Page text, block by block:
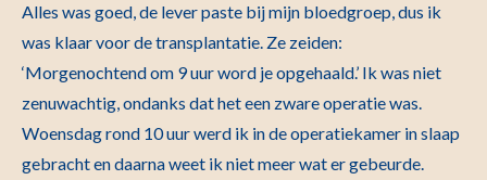
Alles was goed, de lever paste bij mijn bloedgroep, dus ik
was klaar voor de transplantatie. Ze zeiden:
‘Morgenochtend om 9 uur word je opgehaald.’ Ik was niet
zenuwachtig, ondanks dat het een zware operatie was.
Woensdag rond 10 uur werd ik in de operatiekamer in slaap
gebracht en daarna weet ik niet meer wat er gebeurde.